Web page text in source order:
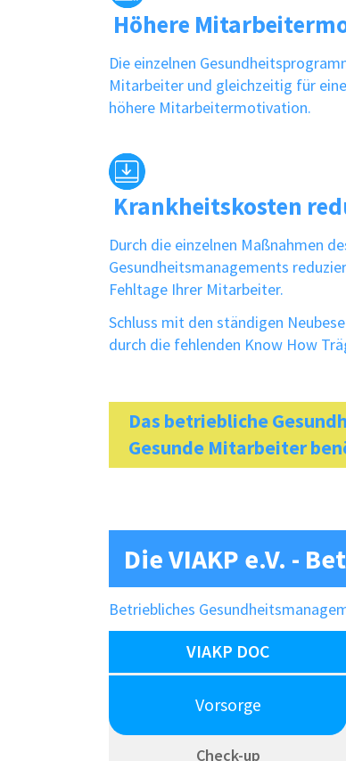
Höhere
Die einzelnen
Mitarbeiter und gleichzeitig für
höhere Mitarbeitermotivation.
Krankheitskosten
Durch die einzelnen Maßnahmen
Gesundheitsmanagements
Fehltage Ihrer Mitarbeiter.
Schluss mit den ständigen
durch die fehlenden Know How
Das betriebliche
Gesunde Mitarbeiter
Die VIAKP e.V. -
Betriebliches
VIAKP DOC
Vorsorge
Check-up